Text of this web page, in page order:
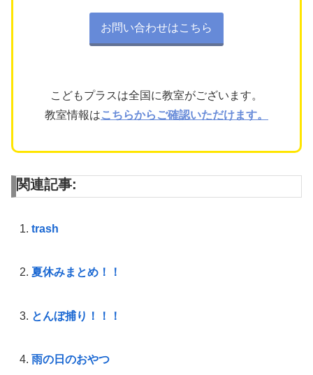
お問い合わせはこちら
こどもプラスは全国に教室がございます。
教室情報はこちらからご確認いただけます。
関連記事:
trash
夏休みまとめ！！
とんぼ捕り！！！
雨の日のおやつ